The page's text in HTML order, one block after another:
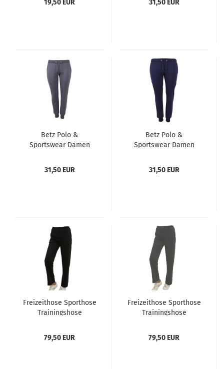
19,50 EUR
Trainingshose
31,50 EUR
Betz Polo &
Sportswear Damen
Trainingshose
31,50 EUR
Betz Polo &
Sportswear Damen
Trainingshose
31,50 EUR
Freizeithose Sporthose
Trainingshose
hajo Farbe schwarz
79,50 EUR
Freizeithose Sporthose
Trainingshose
hajo Farbe anthrazit
79,50 EUR